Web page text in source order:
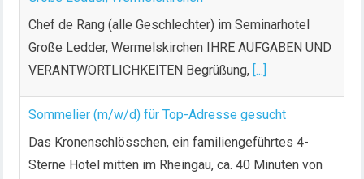
Chef de Rang (alle Geschlechter) im Seminarhotel
Große Ledder, Wermelskirchen IHRE AUFGABEN UND
VERANTWORTLICHKEITEN Begrüßung, [...]
Sommelier (m/w/d) für Top-Adresse gesucht
Das Kronenschlösschen, ein familiengeführtes 4-
Sterne Hotel mitten im Rheingau, ca. 40 Minuten von